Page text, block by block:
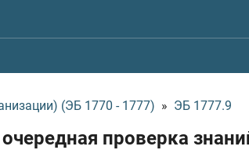
(ЭБ 1770 - 1777) » ЭБ 1777.9
проверка